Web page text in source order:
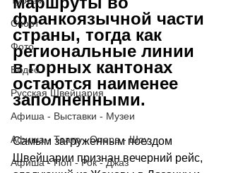
Спорт
Фото
Видео
Русская Швейцария
Афиша - Выставки - Музеи
Афиша - Театр - Опера - Шоу
Афиша - Поп - Рок - Джаз
франкоязычной части
страны, тогда как
региональные линии
в горных кантонах
остаются наименее
заполненными.
Самым загруженным поездом
Швейцарии признан вечерний рейс,